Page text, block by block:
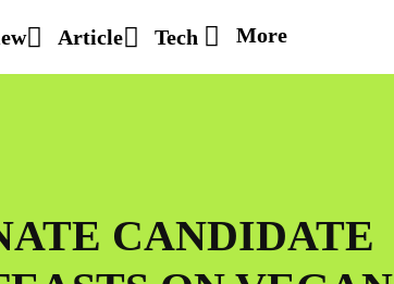
Article Tech More
CANDIDATE